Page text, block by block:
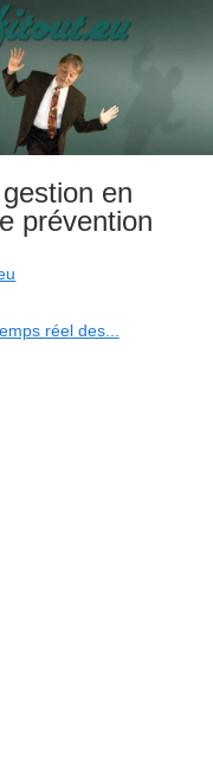
en
prévention
réel des...